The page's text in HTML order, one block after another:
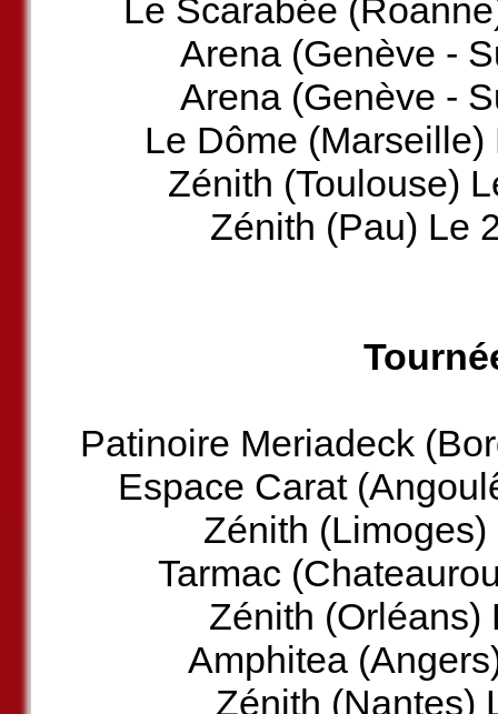
Le Scarabée
Arena (Genève -
Arena (Genève -
Le Dôme
Zénith (Toulouse)
Zénith (Pau) Le
Patinoire Meriadeck
Espace Carat
Zénith
Tarmac
Zénith (Orléans)
Amphitea
Zénith (Nantes)